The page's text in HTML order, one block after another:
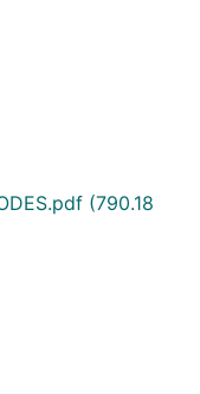
(790.18